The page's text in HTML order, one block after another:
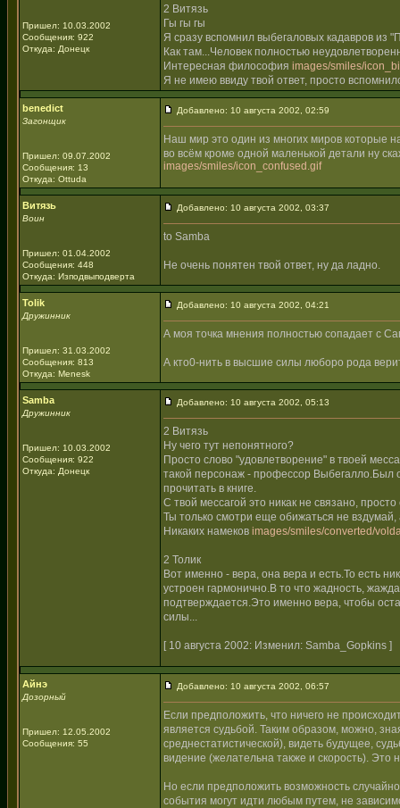
Пришел: 10.03.2002
Сообщения: 922
Откуда: Донецк
2 Витязь
Гы гы гы
Я сразу вспомнил выбегаловых кадавров из
Как там...Человек полностью
Интересная философия images/smiles/
Я не имею ввиду твой ответ, просто
benedict
Загонщик
Пришел: 09.07.2002
Сообщения: 13
Откуда: Ottuda
Добавлено: 10 августа 2002, 02:59
Наш мир это один из многих миров которые
во всём кроме одной маленькой детали ну
images/smiles/icon_confused.gif
Витязь
Воин
Пришел: 01.04.2002
Сообщения: 448
Откуда: Изподвыподверта
Добавлено: 10 августа 2002, 03:37
to Samba
Не очень понятен твой ответ, ну да ладно.
Tolik
Дружинник
Пришел: 31.03.2002
Сообщения: 813
Откуда: Menesk
Добавлено: 10 августа 2002, 04:21
А моя точка мнения полностью сопадает с
А кто0-нить в высшие силы люборо рода
Samba
Дружинник
Пришел: 10.03.2002
Сообщения: 922
Откуда: Донецк
Добавлено: 10 августа 2002, 05:13
2 Витязь
Ну чего тут непонятного?
Просто слово "удовлетворение" в твоей
такой персонаж - профессор Выбегалло.Был
прочитать в книге.
С твой мессагой это никак не связано,
Ты только смотри еще обижаться не
Никаких намеков images/smiles/converted/
2 Толик
Вот именно - вера, она вера и есть.То есть
устроен гармонично.В то что жадность,
подтверждается.Это именно вера, чтобы
силы...
[ 10 августа 2002: Изменил: Samba_Gopkins ]
Айнэ
Дозорный
Пришел: 12.05.2002
Сообщения: 55
Добавлено: 10 августа 2002, 06:57
Если предположить, что ничего не
является судьбой. Таким образом, можно,
среднестатистической), видеть будущее,
видение (желательна также и скорость). Это
Но если предположить возможность
события могут идти любым путем, не